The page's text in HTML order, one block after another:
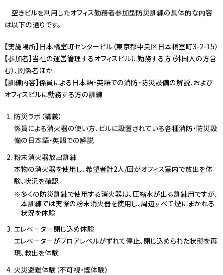
空きビルを利用したオフィス勤務者参加型防災訓練の具体的な内容
は以下の通りです。
【実施場所】日本橋室町センタービル（東京都中央区日本橋室町3-2-15）
【参加者】当社の運営管理するオフィスビルに勤務する方（外国人の方含
む）、関係者ほか
【訓練内容】係員による日本語・英語での消防・防災設備の解説、および
オフィスビルに勤務する方の訓練
防災ラボ（講義）
係員による消火器の使い方、ビルに設置されている各種消防・防災設
備の日本語・英語での解説
粉末消火器放出訓練
本物の消火器を使用し、希望者計2人/回がオフィス室内で放出を体
験、状況を確認
多くの防災訓練で使用する消火器は、圧縮水が出る訓練用ですが、
本訓練では実際の粉末消火器を使用し、周辺すべて煙にまかれる
状況を体験
エレベーター閉じ込め体験
エレベーターがフロアレベルがずれて停止、閉じ込められた状態を再
現、救出を体験
火災避難体験（不可視・煙体験）